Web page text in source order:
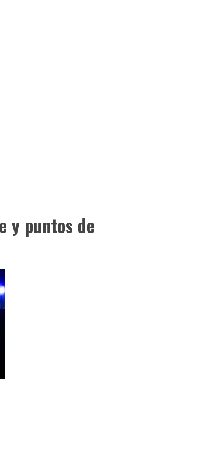
y puntos de